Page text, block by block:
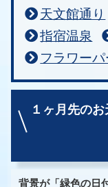
天文館通り
指宿温泉
フラワー
１ヶ月先のお
背景が「緑色の日